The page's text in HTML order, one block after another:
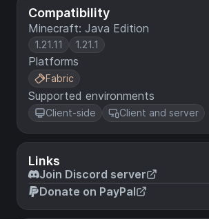
Compatibility
Minecraft: Java Edition
1.21.11 1.21.1
Platforms
Fabric
Supported environments
Client-side Client and server
Links
Join Discord server
Donate on PayPal